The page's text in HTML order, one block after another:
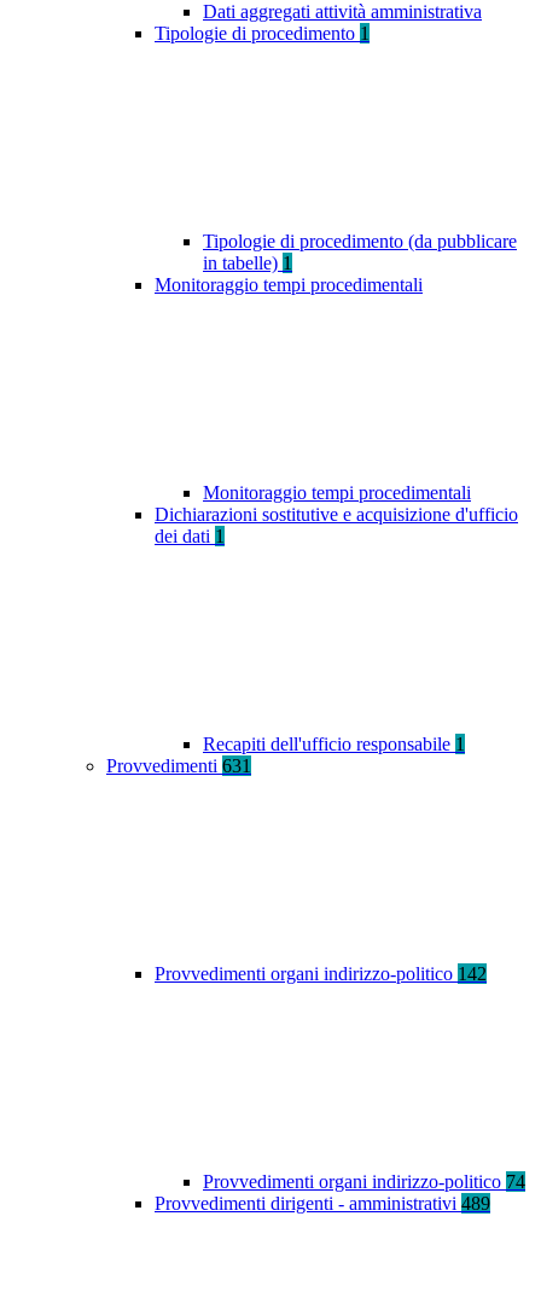
Dati aggregati attività amministrativa
Tipologie di procedimento 1
Tipologie di procedimento (da pubblicare
in tabelle) 1
Monitoraggio tempi procedimentali
Monitoraggio tempi procedimentali
Dichiarazioni sostitutive e acquisizione d'ufficio
dei dati 1
Recapiti dell'ufficio responsabile 1
Provvedimenti 631
Provvedimenti organi indirizzo-politico 142
Provvedimenti organi indirizzo-politico 74
Provvedimenti dirigenti - amministrativi 489